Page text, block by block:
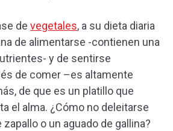
de vegetales, a su dieta diaria
de alimentarse -contienen una
y de sentirse
de comer –es altamente
de que es un platillo que
el alma. ¿Cómo no deleitarse
o un aguado de gallina?